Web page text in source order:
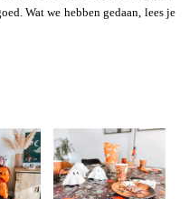
Wat we hebben gedaan, lees je